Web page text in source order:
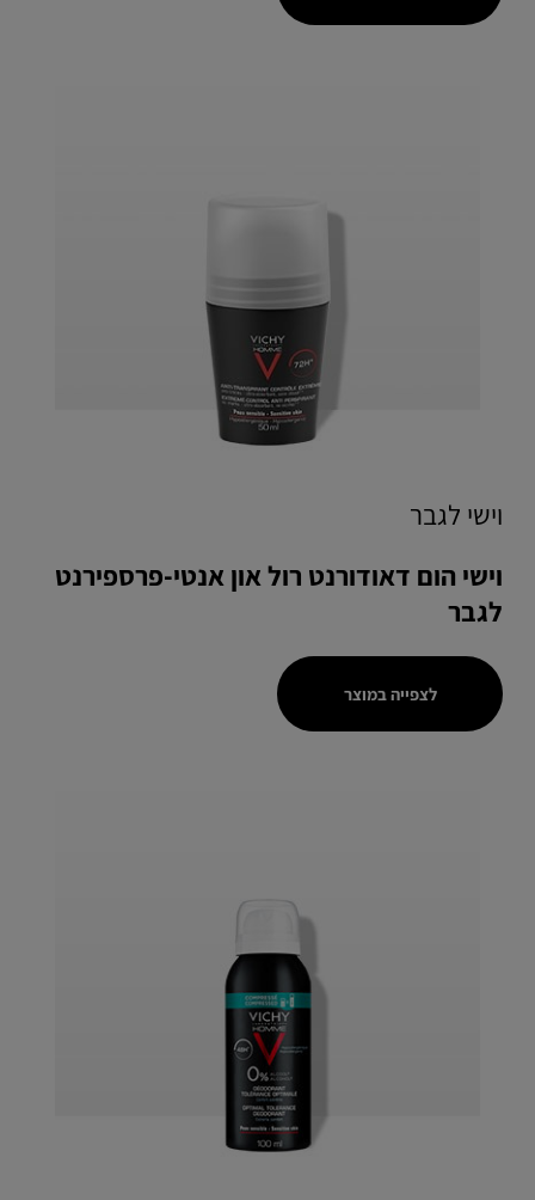
וישי לגבר
וישי הום דאודורנט רול און אנטי-פרספירנט
לגבר
לצפייה במוצר